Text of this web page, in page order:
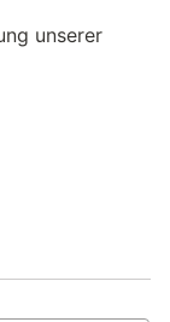
unserer